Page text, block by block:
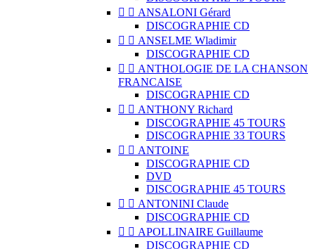
  ANSALONI Gérard
DISCOGRAPHIE CD
  ANSELME Wladimir
DISCOGRAPHIE CD
  ANTHOLOGIE DE LA CHANSON
FRANCAISE
DISCOGRAPHIE CD
  ANTHONY Richard
DISCOGRAPHIE 45 TOURS
DISCOGRAPHIE 33 TOURS
  ANTOINE
DISCOGRAPHIE CD
DVD
DISCOGRAPHIE 45 TOURS
  ANTONINI Claude
DISCOGRAPHIE CD
  APOLLINAIRE Guillaume
DISCOGRAPHIE CD